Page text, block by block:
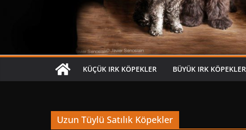
KÜÇÜK IRK KÖPEKLER BÜYÜK IRK KÖPEKLER
Uzun Tüylü Satılık Köpekler